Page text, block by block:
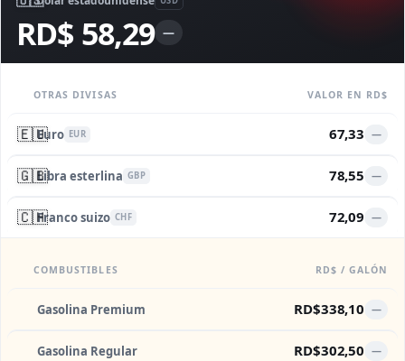
RD$ 58,29 —
OTRAS DIVISAS VALOR EN RD$
🇪🇺Euro EUR 67,33 —
🇬🇧Libra esterlina GBP 78,55 —
🇨🇭Franco suizo CHF 72,09 —
COMBUSTIBLES RD$ / GALÓN
Gasolina Premium RD$338,10 —
Gasolina Regular RD$302,50 —